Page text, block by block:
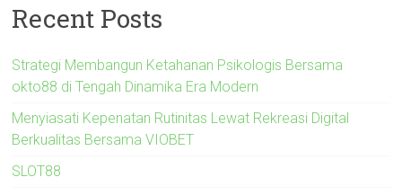
Recent Posts
Strategi Membangun Ketahanan Psikologis Bersama
okto88 di Tengah Dinamika Era Modern
Menyiasati Kepenatan Rutinitas Lewat Rekreasi Digital
Berkualitas Bersama VIOBET
SLOT88